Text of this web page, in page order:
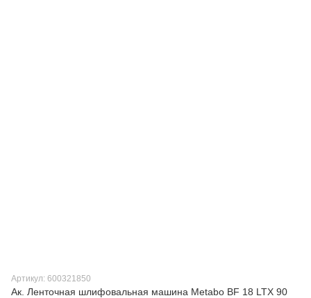
Артикул: 600321850
Ак. Ленточная шлифовальная машина Metabo BF 18 LTX 90